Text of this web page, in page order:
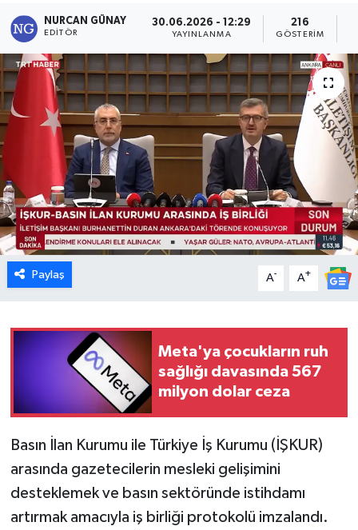
NURCAN GÜNAY
EDITÖR
30.06.2026 - 12:29
YAYINLANMA
216
GÖSTERIM
Paylaş A- A+
Meta'ya çocukların ruh
sağlığı davasında 567
milyon dolar ceza
Basın İlan Kurumu ile Türkiye İş Kurumu (İŞKUR)
arasında gazetecilerin mesleki gelişimini
desteklemek ve basın sektöründe istihdamı
artırmak amacıyla iş birliği protokolü imzalandı.
Eğitim
Ekonomi
Emet
Foto Galeri
Gediz
Genel
Gündem
İlçeler
Köşe Yazıları
Kültür Sanat
Kütahya
Magazin